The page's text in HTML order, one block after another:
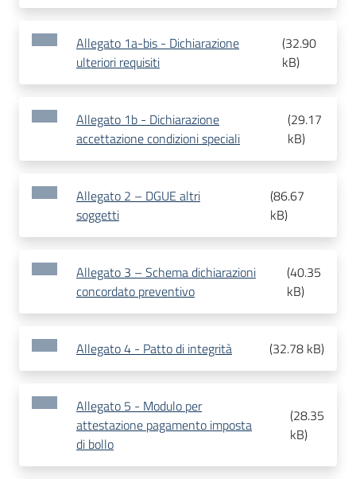
Allegato 1a-bis - Dichiarazione
ulteriori requisiti
(32.90
kB)
Allegato 1b - Dichiarazione
accettazione condizioni speciali
(29.17
kB)
Allegato 2 – DGUE altri
soggetti
(86.67
kB)
Allegato 3 – Schema dichiarazioni
concordato preventivo
(40.35
kB)
Allegato 4 - Patto di integrità (32.78 kB)
Allegato 5 - Modulo per
attestazione pagamento imposta
di bollo
(28.35
kB)